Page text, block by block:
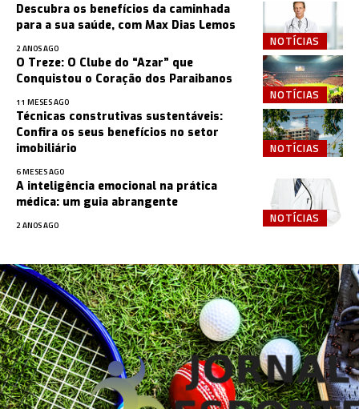
NOTÍCIAS
Descubra os benefícios da caminhada
para a sua saúde, com Max Dias Lemos
2 ANOS AGO
NOTÍCIAS
O Treze: O Clube do “Azar” que
Conquistou o Coração dos Paraibanos
11 MESES AGO
NOTÍCIAS
Técnicas construtivas sustentáveis:
Confira os seus benefícios no setor
imobiliário
6 MESES AGO
NOTÍCIAS
A inteligência emocional na prática
médica: um guia abrangente
2 ANOS AGO